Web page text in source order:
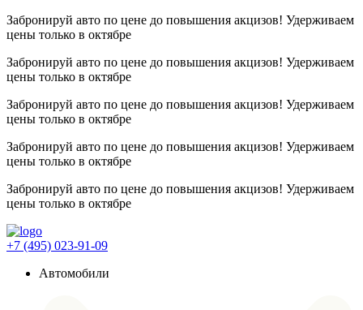
Забронируй авто по цене до повышения акцизов! Удерживаем
цены только в октябре
Забронируй авто по цене до повышения акцизов! Удерживаем
цены только в октябре
Забронируй авто по цене до повышения акцизов! Удерживаем
цены только в октябре
Забронируй авто по цене до повышения акцизов! Удерживаем
цены только в октябре
Забронируй авто по цене до повышения акцизов! Удерживаем
цены только в октябре
+7 (495) 023-91-09
Автомобили